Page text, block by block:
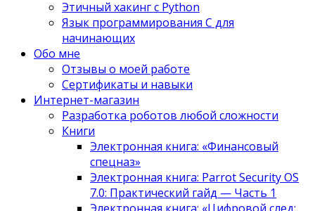
Этичный хакинг с Python
Язык программирования С для
начинающих
Обо мне
Отзывы о моей работе
Сертификаты и навыки
Интернет-магазин
Разработка роботов любой сложности
Книги
Электронная книга: «Финансовый
спецназ»
Электронная книга: Parrot Security OS
7.0: Практический гайд — Часть 1